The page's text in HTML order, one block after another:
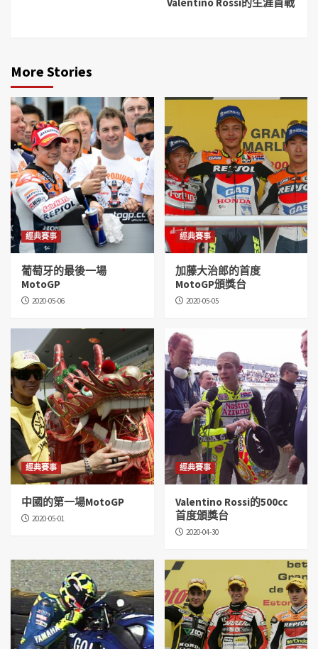
More Stories
經典賽事
葡萄牙的最後一場
MotoGP
2020-05-06
經典賽事
加藤大治郎的首度
MotoGP頒獎台
2020-05-05
經典賽事
中國的第一場MotoGP
2020-05-01
經典賽事
Valentino Rossi的500cc
首度頒獎台
2020-04-30